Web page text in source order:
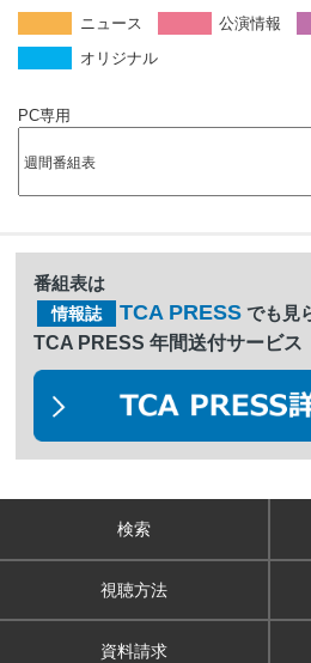
ニュース 公演情報
オリジナル
PC専用
番組表は
情報誌 TCA PRESS でも見
TCA PRESS 年間送付サービ
検索
視聴方法
資料請求